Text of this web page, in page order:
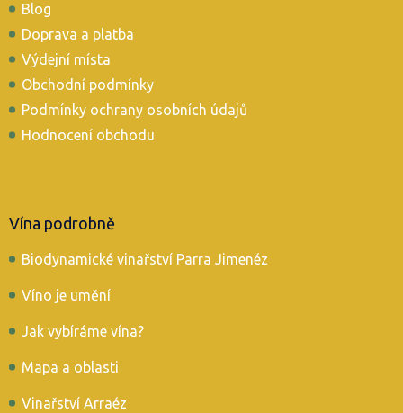
Blog
Doprava a platba
Výdejní místa
Obchodní podmínky
Podmínky ochrany osobních údajů
Hodnocení obchodu
Vína podrobně
Biodynamické vinařství Parra Jimenéz
Víno je umění
Jak vybíráme vína?
Mapa a oblasti
Vinařství Arraéz